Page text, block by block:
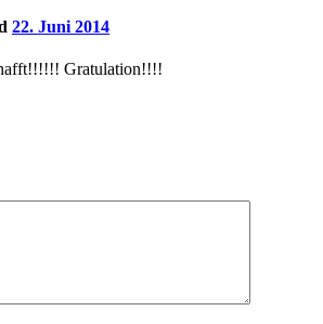
22. Juni 2014
Gratulation!!!!